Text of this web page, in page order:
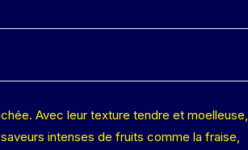
Avec leur texture tendre et moelleuse,
intenses de fruits comme la fraise,